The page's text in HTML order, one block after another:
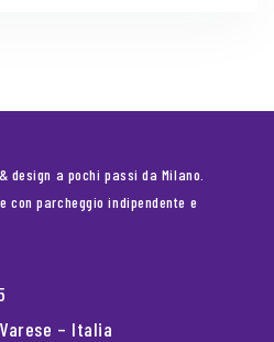
design a pochi passi da Milano.
con parcheggio indipendente e
– Italia